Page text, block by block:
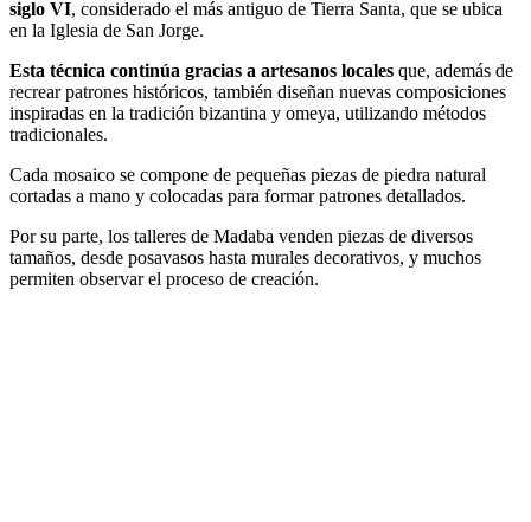
siglo VI, considerado el más antiguo de Tierra Santa, que se ubica
en la Iglesia de San Jorge.
Esta técnica continúa gracias a artesanos locales que, además de
recrear patrones históricos, también diseñan nuevas composiciones
inspiradas en la tradición bizantina y omeya, utilizando métodos
tradicionales.
Cada mosaico se compone de pequeñas piezas de piedra natural
cortadas a mano y colocadas para formar patrones detallados.
Por su parte, los talleres de Madaba venden piezas de diversos
tamaños, desde posavasos hasta murales decorativos, y muchos
permiten observar el proceso de creación.